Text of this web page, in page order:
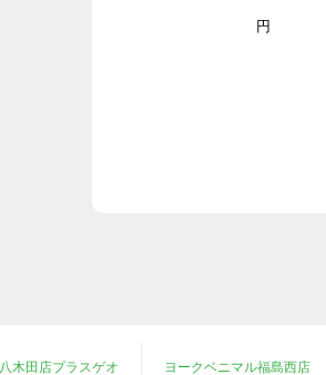
円
八木田店プラスゲオ ヨークベニマル福島西店